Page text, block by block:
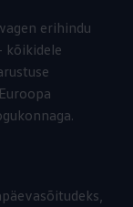
erihindu
kõikidele